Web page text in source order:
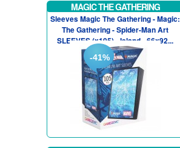
MAGIC THE GATHERING
Sleeves Magic The Gathering - Magic:
The Gathering - Spider-Man Art
SLEEVES (x105) - Island - 66x92...
-41%